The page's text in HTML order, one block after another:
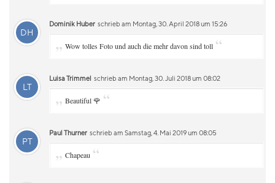
DH
Dominik Huber schrieb am Montag, 30. April 2018 um 15:26
„ Wow tolles Foto und auch die mehr davon sind toll “
LT
Luisa Trimmel schrieb am Montag, 30. Juli 2018 um 08:02
„ Beautiful 🌹 “
PT
Paul Thurner schrieb am Samstag, 4. Mai 2019 um 08:05
„ Chapeau “